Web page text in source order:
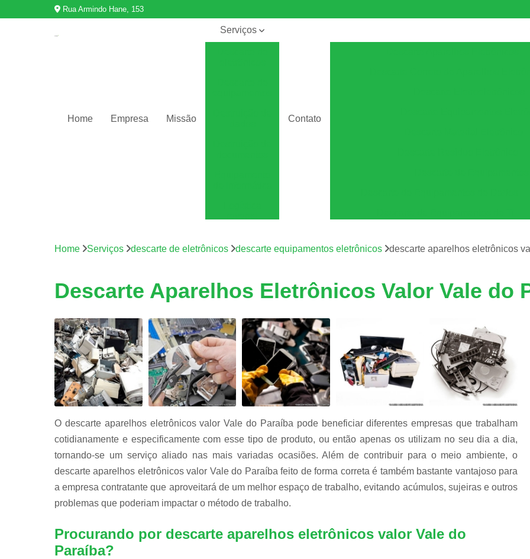
Rua Armindo Hane, 153
Home Empresa Missão
Serviços
de eletrônicos
informática
de placas
Reciclagens
de baterias
Contato
Descarte Equipamentos de
Destruição de Armazenadores
Destruição de Dados e Hd's
Destruição de Dados Trituração
Destruição de Fita Magnética
Destruição de Documentos
Destruição Documentos Confidenciais
Destruição Documentos
Destruir Documentos Confidenciais
Equipamentos de Informática
Equipamentos de Informática para Empresa
Home Serviços descarte de eletrônicos descarte equipamentos eletrônicos descarte aparelhos eletrônicos
Descarte Aparelhos Eletrônicos Valor Vale do
O descarte aparelhos eletrônicos valor Vale do Paraíba pode beneficiar diferentes empresas que trabalham
cotidianamente e especificamente com esse tipo de produto, ou então apenas os utilizam no seu dia a dia,
tornando-se um serviço aliado nas mais variadas ocasiões. Além de contribuir para o meio ambiente, o
descarte aparelhos eletrônicos valor Vale do Paraíba feito de forma correta é também bastante vantajoso para
a empresa contratante que aproveitará de um melhor espaço de trabalho, evitando acúmulos, sujeiras e outros
problemas que poderiam impactar o método de trabalho.
Procurando por descarte aparelhos eletrônicos valor Vale do
Paraíba?